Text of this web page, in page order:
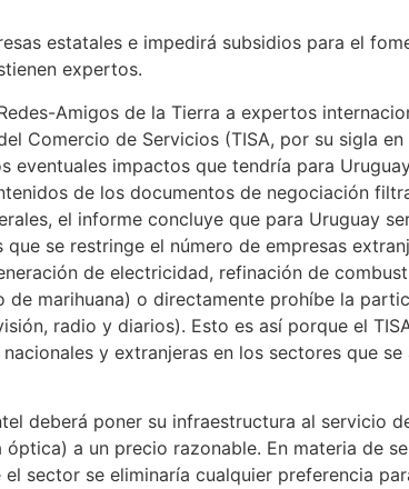
estatales e impedirá subsidios para el
expertos.
Amigos de la Tierra a expertos
Comercio de Servicios (TISA, por su sigla en
eventuales impactos que tendría para
de los documentos de negociación
el informe concluye que para Uruguay
se restringe el número de empresas
de electricidad, refinación de
de marihuana) o directamente prohíbe la
radio y diarios). Esto es así porque el
y extranjeras en los sectores que se
deberá poner su infraestructura al servicio
a un precio razonable. En materia de
sector se eliminaría cualquier preferencia